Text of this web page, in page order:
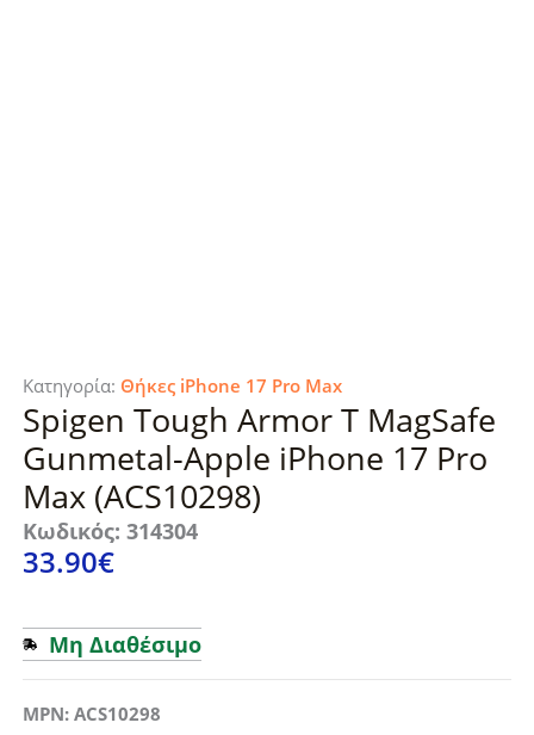
Κατηγορία: Θήκες iPhone 17 Pro Max
Spigen Tough Armor T MagSafe
Gunmetal-Apple iPhone 17 Pro
Max (ACS10298)
Κωδικός: 314304
33.90€
Μη Διαθέσιμο
MPN: ACS10298